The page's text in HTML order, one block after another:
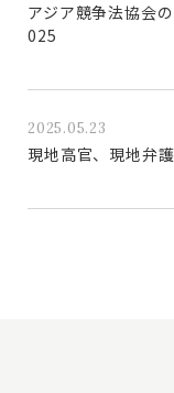
アジア競争法協会
025
2025.05.23
現地高官、現地弁